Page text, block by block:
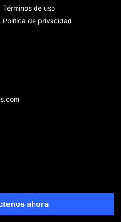
Términos de uso
Política de privacidad
ahora